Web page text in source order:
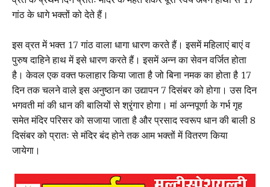
गांठ के धागे भक्तों को देते हैं।
इस व्रत में भक्त 17 गांठ वाला धागा धारण करते हैं। इसमें महिलाएं बाएं व
पुरुष दाहिने हाथ में इसे धारण करते हैं। इसमें अन्न का सेवन वर्जित होता
है। केवल एक वक्त फलाहार किया जाता है जो बिना नमक का होता है 17
दिन तक चलने वाले इस अनुष्ठान का उद्यापन 7 दिसंबर को होगा। उस दिन
भगवती मां की धान की बालियों से श्रृंगार होगा। मां अन्नपूर्णा के गर्भ गृह
समेत मंदिर परिसर को सजाया जाता है और प्रसाद स्वरूप धान की बाली 8
दिसंबर को प्रातः से मंदिर बंद होने तक आम भक्तों में वितरण किया
जायेगा।